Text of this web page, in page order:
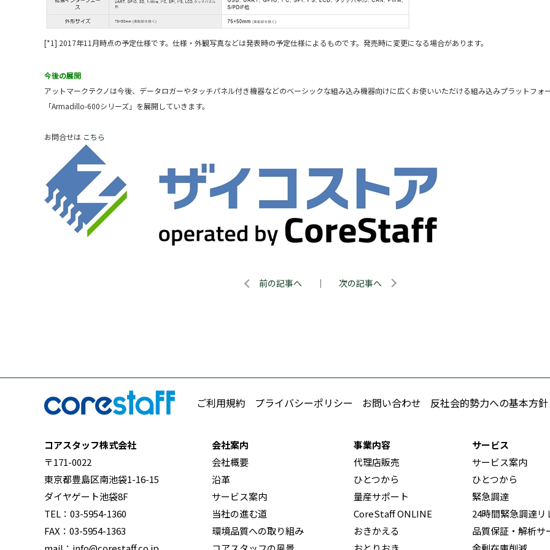
[*1] 2017年11月時点の予定仕様です。仕様・外観写真などは発表時の予定仕様によるものです。発売時に変更になる場合があります。
今後の展開
アットマークテクノは今後、データロガーやタッチパネル付き機器などのベーシックな組み込み機器向けに広くお使いいただける組み込みプラットフォー
「Armadillo-600シリーズ」を展開していきます。
お問合せは こちら
前の記事へ ｜ 次の記事へ
ご利用規約 プライバシーポリシー お問い合わせ 反社会的勢力への基本方針
コアスタッフ株式会社
〒171-0022
東京都豊島区南池袋1-16-15
ダイヤゲート池袋8F
TEL：03-5954-1360
FAX：03-5954-1363
会社案内
会社概要
沿革
サービス案内
当社の進む道
環境品質への取り組み
事業内容
代理店販売
ひとつから
量産サポート
CoreStaff ONLINE
おきかえる
サービス
サービス案内
ひとつから
緊急調達
24時間緊急調達リ
品質保証・解析サ